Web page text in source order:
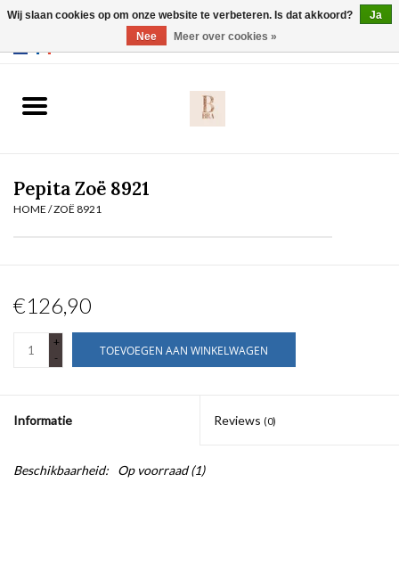
Slip
Solden
Pepita Zoë 8921
HOME /ZOË 8921
€126,90
+
-
TOEVOEGEN AAN WINKELWAGEN
Informatie Reviews (0)
Beschikbaarheid: Op voorraad(1)
Wij slaan cookies op om onze website te verbeteren. Is dat akkoord?
Ja
Nee
Meer over cookies »
Webshop werkt met EU maten. .